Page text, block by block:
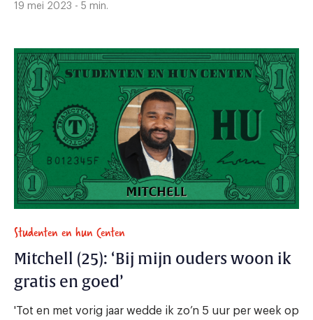
19 mei 2023 - 5 min.
Studenten en hun Centen
Mitchell (25): ‘Bij mijn ouders woon ik
gratis en goed’
'Tot en met vorig jaar wedde ik zo’n 5 uur per week op